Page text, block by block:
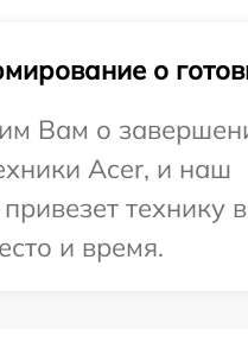
о
Вам о
Acer, и наш
технику в
и время.